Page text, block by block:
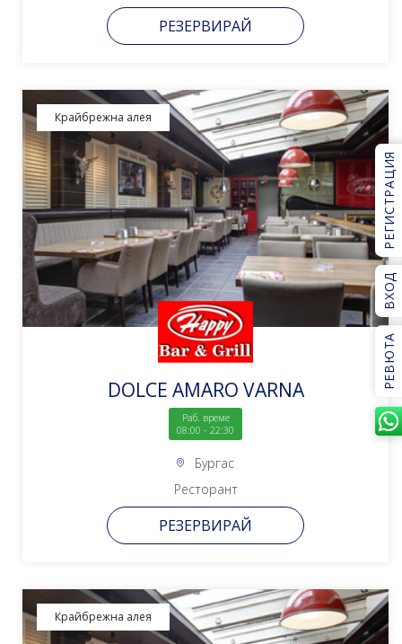
РЕЗЕРВИРАЙ
Крайбрежна алея
DOLCE AMARO VARNA
Раб. време
08:00 - 22:30
Бургас
Ресторант
РЕЗЕРВИРАЙ
Крайбрежна алея
РЕГИСТРАЦИЯ
ВХОД
РЕВЮТА